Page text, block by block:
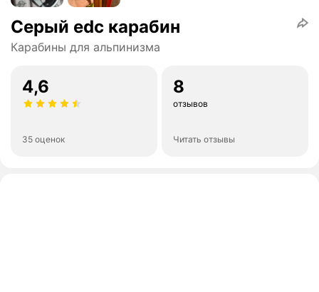
Серый edc карабин
Карабины для альпинизма
4,6
35 оценок
8
отзывов
Читать отзывы